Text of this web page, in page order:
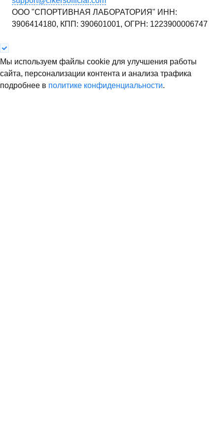
ООО "СПОРТИВНАЯ ЛАБОРАТОРИЯ" ИНН:
3906414180, КПП: 390601001, ОГРН: 1223900006747
Мы используем файлы cookie для улучшения работы
сайта, персонализации контента и анализа трафика
подробнее в политике конфиденциальности.